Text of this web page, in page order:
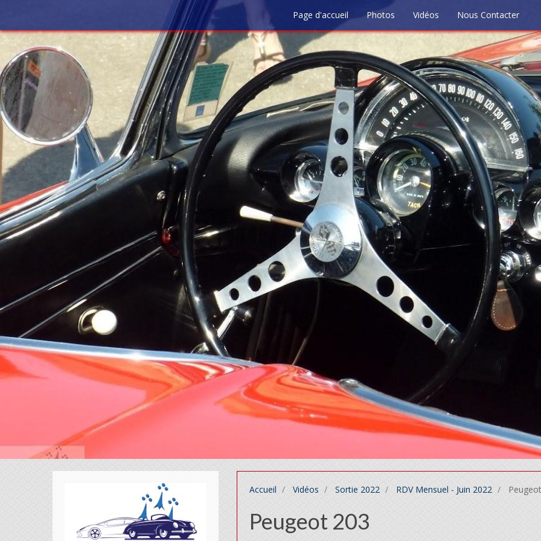
Page d'accueil Photos Vidéos Nous Contacter
Accueil Vidéos Sortie 2022 RDV Mensuel - Juin 2022
Peugeot 203